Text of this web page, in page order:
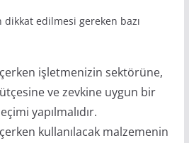
edilmesi gereken bazı
işletmenizin sektörüne,
ve zevkine uygun bir
yapılmalıdır.
kullanılacak malzemenin